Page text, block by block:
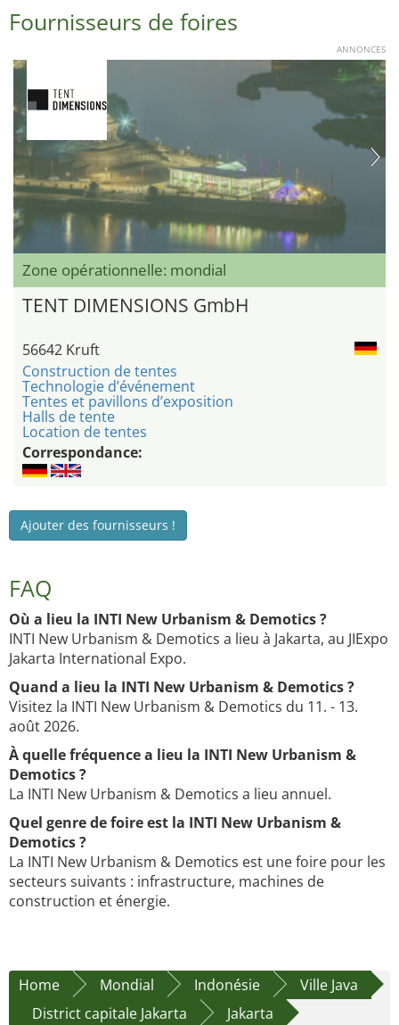
Fournisseurs de foires
ANNONCES
Zone opérationnelle: mondial
TENT DIMENSIONS GmbH
56642 Kruft
Construction de tentes
Technologie d’événement
Tentes et pavillons d’exposition
Halls de tente
Location de tentes
Correspondance:
Ajouter des fournisseurs !
FAQ
Où a lieu la INTI New Urbanism & Demotics ?
INTI New Urbanism & Demotics a lieu à Jakarta, au JIExpo
Jakarta International Expo.
Quand a lieu la INTI New Urbanism & Demotics ?
Visitez la INTI New Urbanism & Demotics du 11. - 13.
août 2026.
À quelle fréquence a lieu la INTI New Urbanism &
Demotics ?
La INTI New Urbanism & Demotics a lieu annuel.
Quel genre de foire est la INTI New Urbanism &
Demotics ?
La INTI New Urbanism & Demotics est une foire pour les
secteurs suivants : infrastructure, machines de
construction et énergie.
Home Mondial Indonésie
Ville Java
District capitale Jakarta
Jakarta